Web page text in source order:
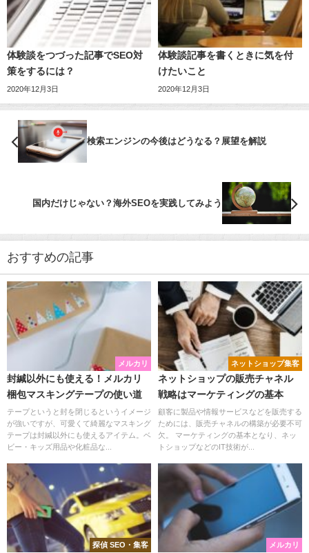
体験談をつづった記事でSEO対
策をするには？
2020年12月3日
体験談記事を書くときに気を付
けたいこと
2020年12月3日
検索エンジンの今後はどうなる？展望を解説
国内だけじゃない？海外SEOを実践してみよう
おすすめの記事
メルカリ
封緘以外にも使える！メルカリ
梱包マスキングテープの使い道
テープというと封を閉じるというイメージ
が強いですが、可愛くて綺麗なマスキング
テープは封緘以外にも使えるアイテム。ベ
ビー・キッズ用品や化粧品な...
ネットショップ集客
ネットショップの販売チャネル
戦略はマーケティングの基本
顧客に製品や情報サービスなどを販売する
ためには、販売チャネルの構築が必要不可
欠。 マーケティングの基本となり、ネッ
トショップなどのIT技術が...
探偵 SEO・集客 メルカリ